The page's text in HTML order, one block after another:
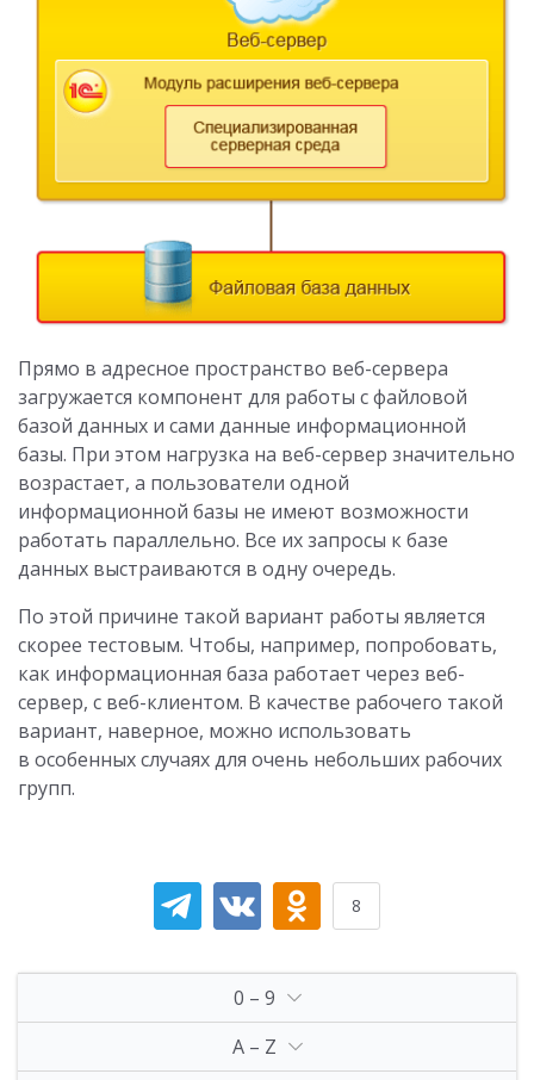
Прямо в адресное пространство веб-сервера
загружается компонент для работы с файловой
базой данных и сами данные информационной
базы. При этом нагрузка на веб-сервер значительно
возрастает, а пользователи одной
информационной базы не имеют возможности
работать параллельно. Все их запросы к базе
данных выстраиваются в одну очередь.
По этой причине такой вариант работы является
скорее тестовым. Чтобы, например, попробовать,
как информационная база работает через веб-
сервер, с веб-клиентом. В качестве рабочего такой
вариант, наверное, можно использовать
в особенных случаях для очень небольших рабочих
групп.
8
0 – 9
A – Z